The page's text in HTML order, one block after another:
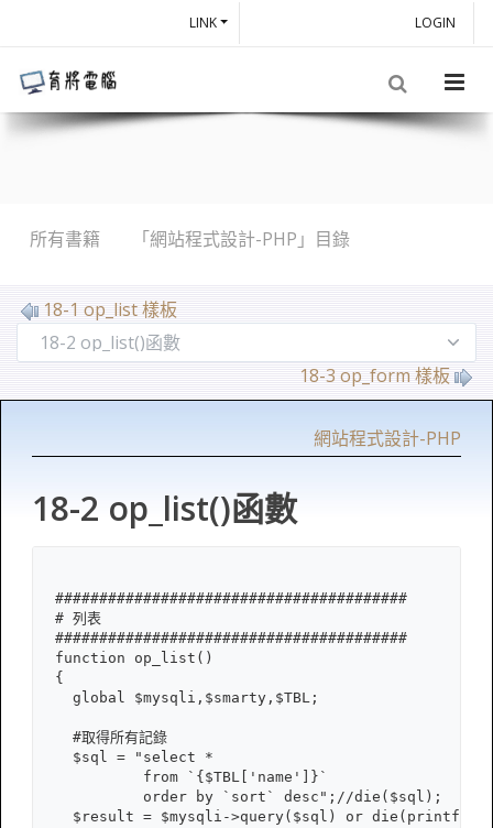
LOGIN
LINK
所有書籍 「網站程式設計-PHP」目錄
18-1 op_list 樣板
18-3 op_form 樣板
網站程式設計-PHP
18-2 op_list()函數
########################################
# 列表
########################################
function op_list()
{
  global $mysqli,$smarty,$TBL;
  #取得所有記錄
  $sql = "select *
          from `{$TBL['name']}`
          order by `sort` desc";//die($sql);
$result = $mysqli->query($sql) or